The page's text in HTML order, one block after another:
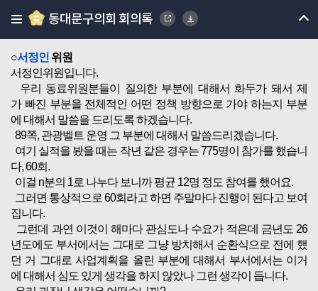
동대문구의회 회의록
○위원장김세종
○서정인 위원
서정인위원입니다.
우리 동료위원분들이 질의한 부분에 대해서 화두가 돼서 제
가 빠진 부분을 전체적인 어떤 정책 방향으로 가야 하는지 부분
에 대해서 말씀을 드리도록 하겠습니다.
89쪽, 관광벨트 운영 그 부분에 대해서 말씀드리겠습니다.
여기 실적을 봤을 때는 작년 같은 경우는 775명이 참가를 했습니
다, 60회.
이걸 n분의 1로 나누다 보니까 평균 12명 정도 참여를 했어요.
그러면 통상적으로 60회라고 하면 주말마다 진행이 된다고 보여
집니다.
그런데 과연 이것이 해마다 관심도나 수요가 적은데 금년도 26
년도에도 부서에서는 그대로 그냥 방치해서 순환식으로 전에 했
던 거 그대로 사업계획을 올린 부분에 대해서 부서에서는 이거
에 대해서 심도 있게 생각을 하지 않았나 그런 생각이 듭니다.